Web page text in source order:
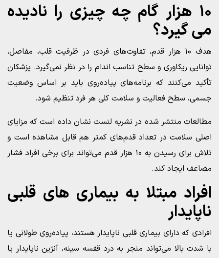
۱۰ هزار گام چه چیزی را نادیده
می‌ گیرد؟
هدف ۱۰ هزار قدم، تفاوت‌های فردی در ظرفیت قلب، مفاصل،
توانایی ریکاوری و سطح تناسب اندام را در نظر نمی‌گیرد. پزشکان
تأکید می‌کنند که برنامه‌های پیاده‌روی باید بر اساس وضعیت
جسمی، سطح فعالیت و سلامت کلی هر فرد تنظیم شود.
مطالعات منتشر شده در نشریه لنست نشان داده است که مزایای
اصلی سلامت در تعداد قدم‌های کمتر هم قابل مشاهده است و
تلاش برای رسیدن به ۱۰ هزار قدم می‌تواند برای برخی افراد فشار
مضاعف ایجاد کند.
افراد مبتلا به بیماری‌ های قلبی
ناپایدار
افرادی که دارای بیماری قلبی ناپایدار هستند، پیاده‌روی طولانی یا
با شدت بالا می‌تواند منجر به درد قفسه سینه، آنژین ناپایدار یا